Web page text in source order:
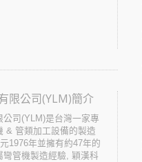
限公司(YLM)簡介
司(YLM)是台灣一家專
& 管類加工設備的製造
1976年並擁有約47年的
彎管機製造經驗, 穎漢科